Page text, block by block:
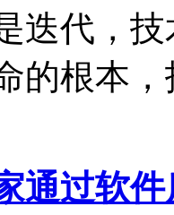
迭代，
的根本
通过软